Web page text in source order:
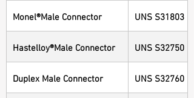
Monel®Male Connector UNS S31803
Hastelloy®Male Connector UNS S32750
Duplex Male Connector
UNS S32760